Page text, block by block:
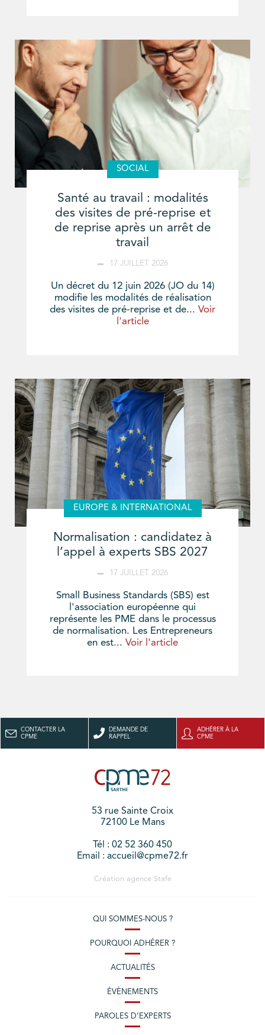
SOCIAL
Santé au travail : modalités
des visites de pré-reprise et
de reprise après un arrêt de
travail
17 JUILLET 2026
Un décret du 12 juin 2026 (JO du 14)
modifie les modalités de réalisation
des visites de pré-reprise et de... Voir
l'article
EUROPE & INTERNATIONAL
Normalisation : candidatez à
l’appel à experts SBS 2027
17 JUILLET 2026
Small Business Standards (SBS) est
l'association européenne qui
représente les PME dans le processus
de normalisation. Les Entrepreneurs
en est... Voir l'article
CONTACTER LA
CPME
DEMANDE DE
RAPPEL
ADHÉRER À LA
CPME
53 rue Sainte Croix
72100 Le Mans
Tél : 02 52 360 450
Email : accueil@cpme72.fr
Création agence Stafe
QUI SOMMES-NOUS ?
POURQUOI ADHÉRER ?
ACTUALITÉS
ÉVÈNEMENTS
PAROLES D’EXPERTS